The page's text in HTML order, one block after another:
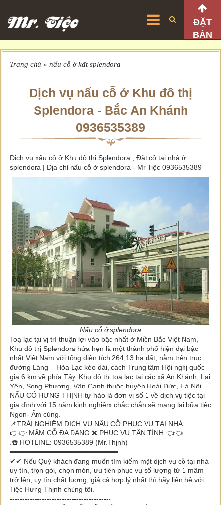
ĐẶT
BÀN
Trang chủ » nấu cỗ ở kđt splendora
Dịch vụ nấu cỗ ở Khu đô thị
Splendora - Bắc An Khánh
0936535389
Dịch vụ nấu cỗ ở Khu đô thị Splendora , Đặt cỗ tại nhà ở
splendora | Địa chỉ nấu cỗ ở splendora - Mr Tiệc 0936535389
Nấu cỗ ở splendora
Toạ lạc tại vị trí thuận lợi vào bậc nhất ở Miền Bắc Việt Nam,
Khu đô thị Splendora hứa hẹn là một thành phố hiện đại bậc
nhất Việt Nam với tổng diện tích 264,13 ha đất, nằm trên trục
đường Láng – Hòa Lạc kéo dài, cách Trung tâm Hội nghị quốc
gia 6 km về phía Tây. Khu đô thị tọa lạc tại các xã An Khánh, Lại
Yên, Song Phương, Vân Canh thuộc huyện Hoài Đức, Hà Nội.
NẤU CỖ HƯNG THỊNH tự hào là đơn vị số 1 về dịch vụ tiệc tại
gia đình với 15 năm kinh nghiệm chắc chắn sẽ mang lại bữa tiệc
Ngon- Ấm cúng.
📌TRẢI NGHIỆM DỊCH VỤ NẤU CỖ PHỤC VỤ TẠI NHÀ
👉👉 MÂM CỖ ĐA DẠNG ❌ PHỤC VỤ TẬN TÌNH 👈👈
.☎️ HOTLINE: 0936535389 (Mr.Thịnh)
══════════════════════
✔✔ Nếu Quý khách đang muốn tìm kiếm một dịch vụ cỗ tại nhà
uy tín, trọn gói, chọn món, ưu tiên phục vụ số lượng từ 1 mâm
trở lên, uy tín chất lượng, giá cả hợp lý nhất thì hãy liên hệ với
Tiệc Hưng Thịnh chúng tôi.
-----------------------------------------